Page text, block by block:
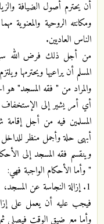
أن يحترم أصول الضيافة
ومكانته الروحية والمعنوية
الناس العاديين.
من أجل ذلك فرض الله
المسلم أن يراعيها ويحترمها
والمراد من " فقه المسجد" هو
أي أمر يشير إلى الإستخفاف
المسلمين فيه من أجل
أبهى حلة وأجمل منظر للداخل
وينقسم فقه المسجد إلى
" وأما الأحكام الواجبة فهي:
1. إزالة النجاسة عن
فيجب عليه أن يعمل على
وأما مع ضيق الوقت فيصلي